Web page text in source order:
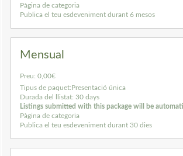
Pàgina de categoria
Publica el teu esdeveniment durant 6 mesos
Mensual
Preu: 0,00€
Tipus de paquet:Presentació única
Durada del llistat: 30 days
Listings submitted with this package will be
Pàgina de categoria
Publica el teu esdeveniment durant 30 dies